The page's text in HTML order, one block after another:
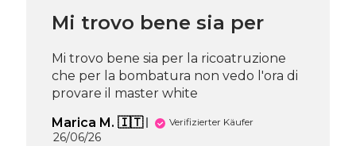
am
Jul
27
2026
Mi trovo bene sia per
Mi trovo bene sia per la ricoatruzione
che per la bombatura non vedo l'ora di
provare il master white
Marica M. 🇮🇹
Verifizierter Käufer
Veröffentlichungsdatum
26/06/26